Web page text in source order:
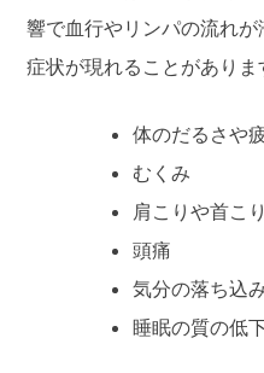
響で血行やリンパの流れ
症状が現れることがありま
体のだるさや
むくみ
肩こりや首こり
頭痛
気分の落ち込
睡眠の質の低